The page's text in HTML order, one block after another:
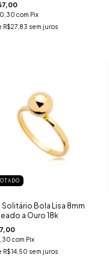
com Pix
R$27,83 sem juros
Solitário Bola Lisa 8mm
a Ouro 18k
com Pix
R$14,50 sem juros